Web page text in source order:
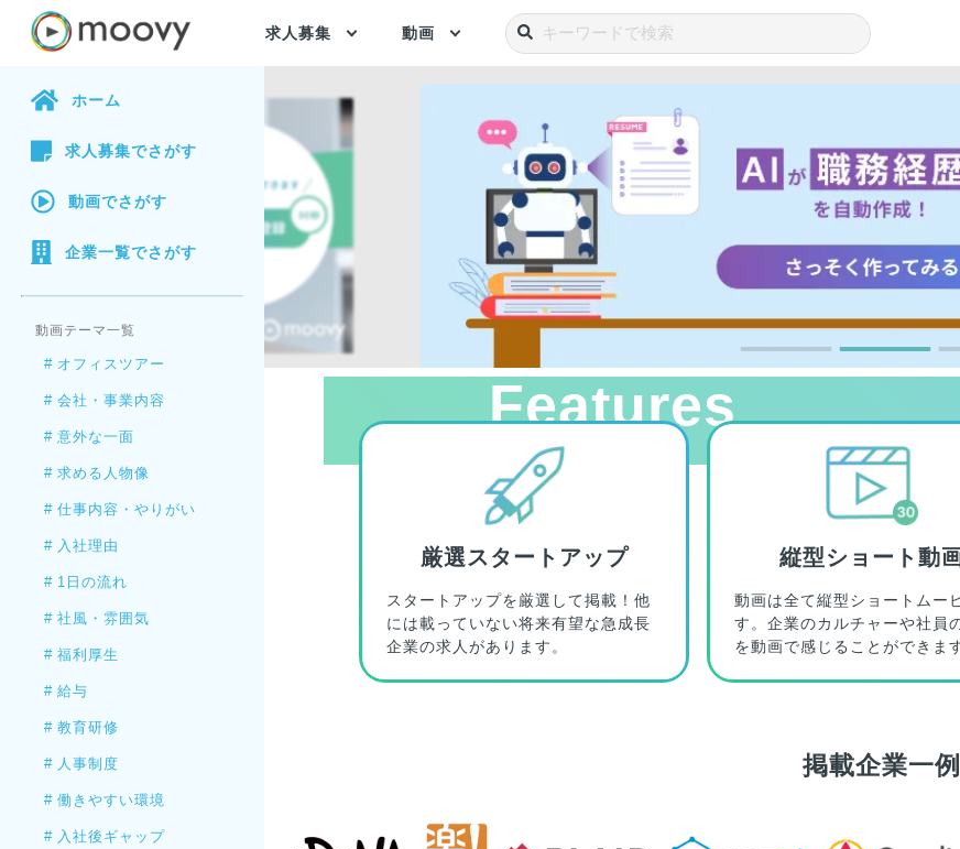
求人募集 動画
ホーム
求人募集でさがす
動画でさがす
企業一覧でさがす
動画テーマ一覧
# オフィスツアー
# 会社・事業内容
# 意外な一面
# 求める人物像
# 仕事内容・やりがい
# 入社理由
# 1日の流れ
# 社風・雰囲気
# 福利厚生
# 給与
# 教育研修
# 人事制度
# 働きやすい環境
# 入社後ギャップ
Features
厳選スタートアップ
スタートアップを厳選して掲載！他
には載っていない将来有望な急成長
企業の求人があります。
縦型ショート動
動画は全て縦型ショートムー
す。企業のカルチャーや社員
を動画で感じることができま
掲載企業一例